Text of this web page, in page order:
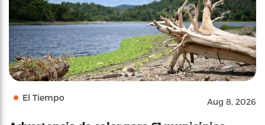
El Tiempo Aug 8, 2026